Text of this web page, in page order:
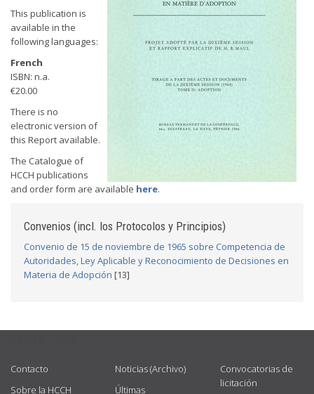
This publication is
available in the
following languages:
French
ISBN: n.a.
€20.00
There is no
electronic version of
this Report available.
The Catalogue of
HCCH publications
and order form are available here.
Convenios (incl. los Protocolos y Principios)
Convenio de 15 de noviembre de 1965 sobre Competencia de
Autoridades, Ley Aplicable y Reconocimiento de Decisiones en
Materia de Adopción [13]
Contacto
Sobre la HCCH
Noticias (Archivo)
Últimas
Convocatorias de
licitación